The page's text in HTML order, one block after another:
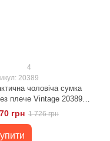
4
20389
чоловіча сумка
плече Vintage 20389
грн 1 726 грн